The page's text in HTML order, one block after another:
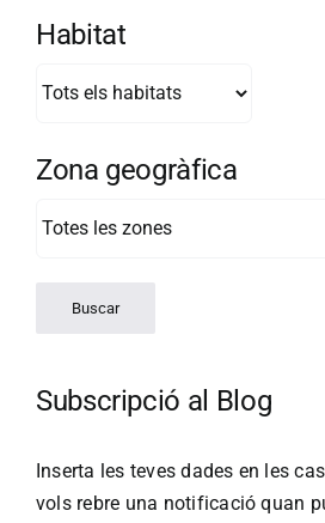
Habitat
Zona geogràfica
Subscripció al Blog
Inserta les teves dades en les
vols rebre una notificació quan